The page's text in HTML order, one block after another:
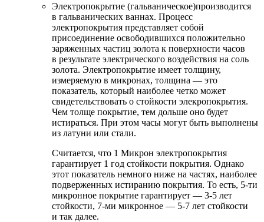
Электропокрытие (гальваническое)производится
в гальванических ваннах. Процесс
электропокрытия представляет собой
присоединение освободившихся положительно
заряженных частиц золота к поверхности часов
в результате электрического воздействия на соль
золота. Электропокрытие имеет толщину,
измеряемую в микронах, толщина — это
показатель, который наиболее четко может
свидетельствовать о стойкости элекропокрытия.
Чем толще покрытие, тем дольше оно будет
истираться. При этом часы могут быть выполнены
из латуни или стали.
Считается, что 1 Микрон электропокрытия
гарантирует 1 год стойкости покрытия. Однако
этот показатель немного ниже на частях, наиболее
подверженных истиранию покрытия. То есть, 5-ти
микронное покрытие гарантирует — 3-5 лет
стойкости, 7-ми микронное — 5-7 лет стойкости
и так далее.